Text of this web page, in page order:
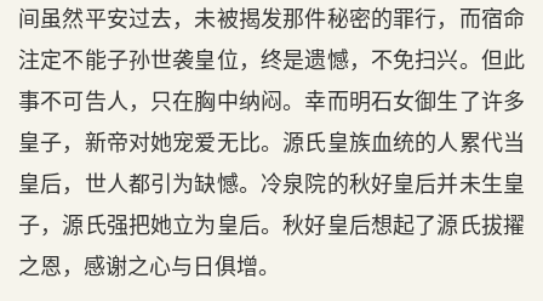
间虽然平安过去，未被揭发那件秘密的罪行，而宿命
注定不能子孙世袭皇位，终是遗憾，不免扫兴。但此
事不可告人，只在胸中纳闷。幸而明石女御生了许多
皇子，新帝对她宠爱无比。源氏皇族血统的人累代当
皇后，世人都引为缺憾。冷泉院的秋好皇后并未生皇
子，源氏强把她立为皇后。秋好皇后想起了源氏拔擢
之恩，感谢之心与日俱增。